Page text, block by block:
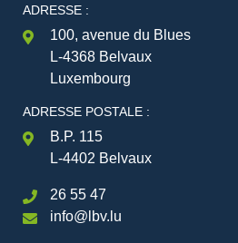
ADRESSE :
100, avenue du Blues
L-4368 Belvaux
Luxembourg
ADRESSE POSTALE :
B.P. 115
L-4402 Belvaux
26 55 47
info@lbv.lu